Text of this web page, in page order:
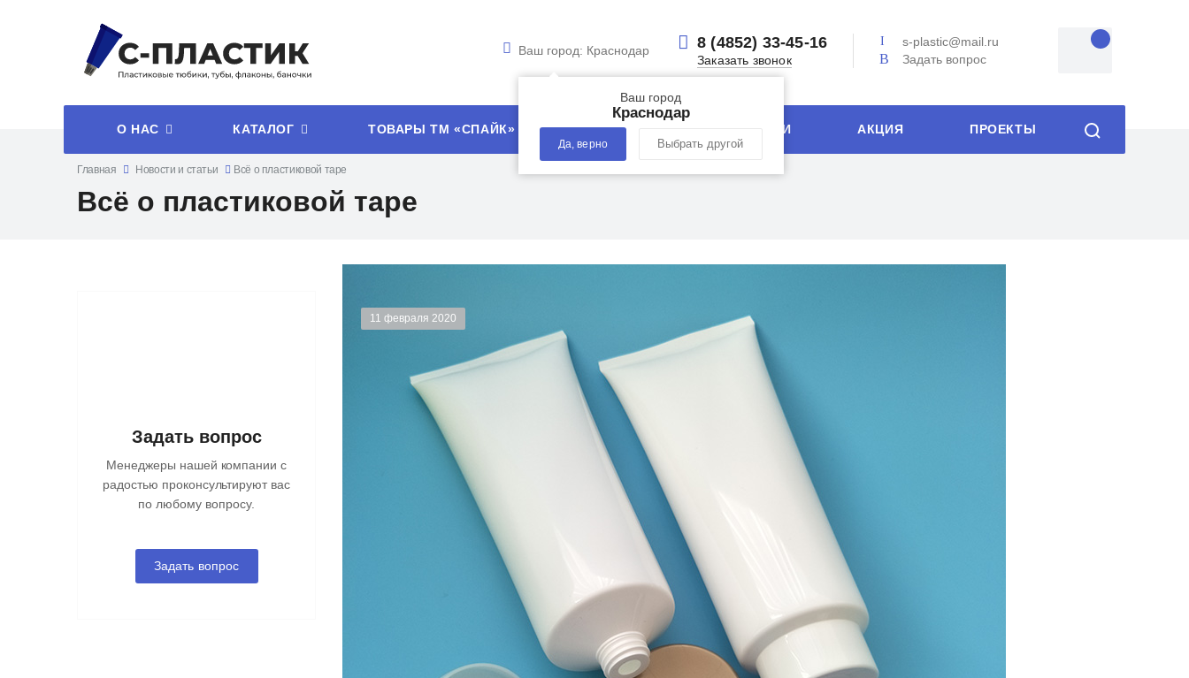
Ваш город: Краснодар
Ваш город
Краснодар
Да, верно Выбрать другой
8 (4852) 33-45-16
Заказать звонок
s-plastic@mail.ru
Задать вопрос
О НАС КАТАЛОГ ТОВАРЫ ТМ «СПАЙК» УСЛУГИ ТЕХНОЛОГИИ АКЦИЯ ПРОЕКТЫ
Главная Новости и статьи Всё о пластиковой таре
Всё о пластиковой таре
Задать вопрос
Менеджеры нашей компании с
радостью проконсультируют вас
по любому вопросу.
Задать вопрос
11 февраля 2020